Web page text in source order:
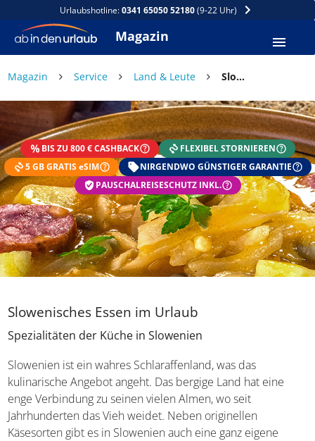
Urlaubshotline:0341 65050 52180(9-22 Uhr)
Magazin
Magazin Service Land & Leute Slowenisches Essen im Urlaub
BIS ZU 800 € CASHBACK
FLEXIBEL STORNIEREN
5 GB GRATIS eSIM
NIRGENDWO GÜNSTIGER GARANTIE
PAUSCHALREISESCHUTZ INKL.
Slowenisches Essen im Urlaub
Spezialitäten der Küche in Slowenien
Slowenien ist ein wahres Schlaraffenland, was das
kulinarische Angebot angeht. Das bergige Land hat eine
enge Verbindung zu seinen vielen Almen, wo seit
Jahrhunderten das Vieh weidet. Neben originellen
Käsesorten gibt es in Slowenien auch eine ganz eigene
DEIN SOMMER ZAHLT SICH
AUS
Exklusiv: Nur in der ab in den urlaub App
☀️ Bis zu 1.000 € Sommer Cashback
📱 App gratis herunterladen
🧝 Konto anlegen oder einloggen
✅ Sommer Cashback ist automatisch aktiviert